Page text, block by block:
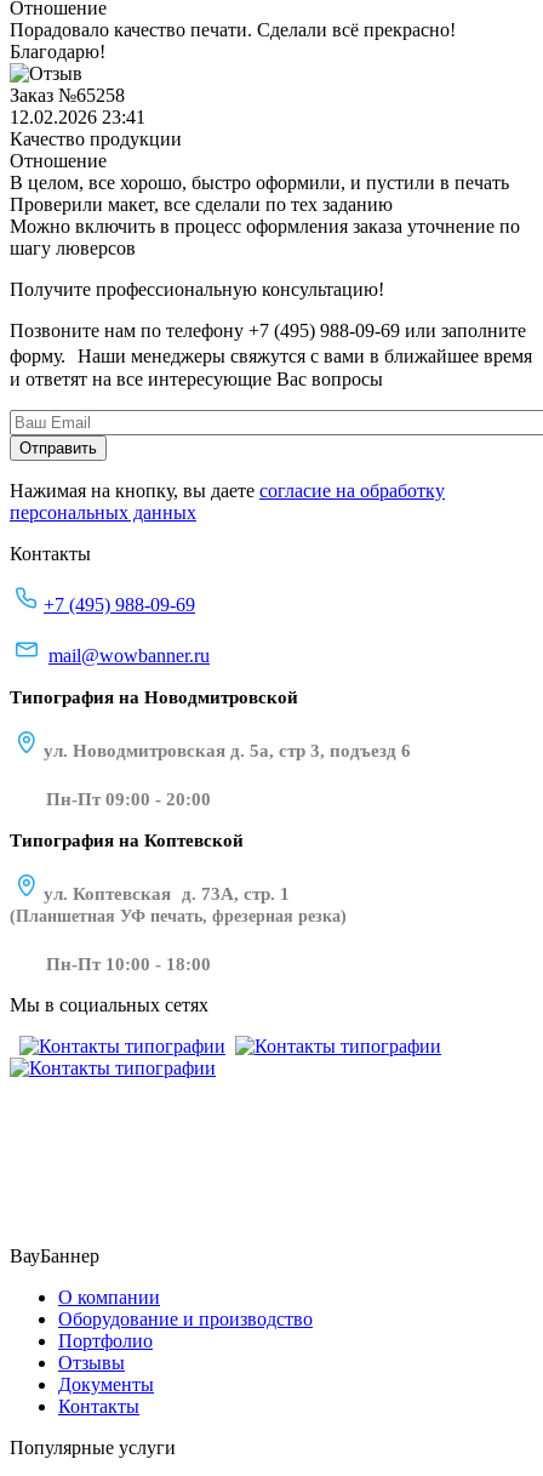
Отношение
Порадовало качество печати. Сделали всё прекрасно!
Благодарю!
Заказ №65258
12.02.2026 23:41
Качество продукции
Отношение
В целом, все хорошо, быстро оформили, и пустили в печать
Проверили макет, все сделали по тех заданию
Можно включить в процесс оформления заказа уточнение по
шагу люверсов
Получите профессиональную консультацию!
Позвоните нам по телефону +7 (495) 988-09-69 или заполните
форму. Наши менеджеры свяжутся с вами в ближайшее время
и ответят на все интересующие Вас вопросы
Нажимая на кнопку, вы даете согласие на обработку
персональных данных
Контакты
+7 (495) 988-09-69
mail@wowbanner.ru
Типография на Новодмитровской
ул. Новодмитровская д. 5а, стр 3, подъезд 6
Пн-Пт 09:00 - 20:00
Типография на Коптевской
ул. Коптевская д. 73А, стр. 1
(Планшетная УФ печать, фрезерная резка)
Пн-Пт 10:00 - 18:00
Мы в социальных сетях
ВауБаннер
О компании
Оборудование и производство
Портфолио
Отзывы
Документы
Контакты
Популярные услуги